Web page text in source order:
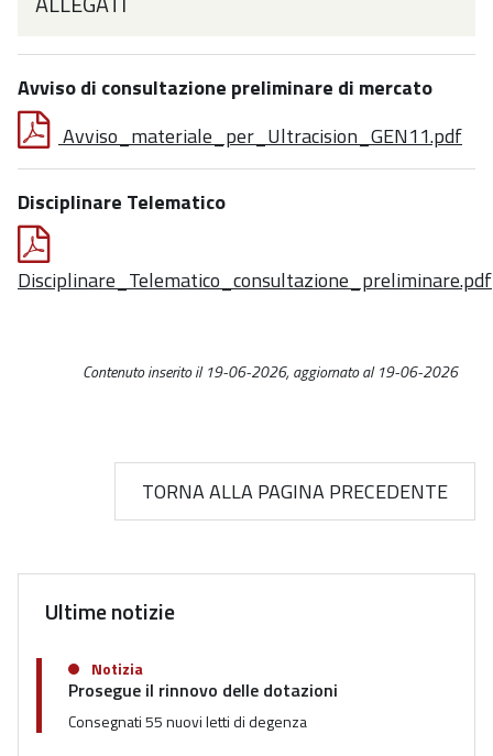
Avviso di consultazione preliminare di mercato
Avviso_materiale_per_Ultracision_GEN11.pdf
Disciplinare Telematico
Disciplinare_Telematico_consultazione_preliminare.pdf
Contenuto inserito il 19-06-2026, aggiornato al 19-06-2026
TORNA ALLA PAGINA PRECEDENTE
Ultime notizie
Notizia
Prosegue il rinnovo delle dotazioni
Consegnati 55 nuovi letti di degenza